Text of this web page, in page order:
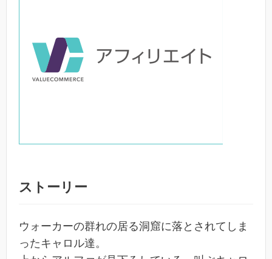
ストーリー
ウォーカーの群れの居る洞窟に落とされてしま
ったキャロル達。